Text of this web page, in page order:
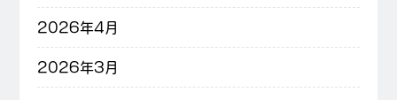
2026年4月
2026年3月